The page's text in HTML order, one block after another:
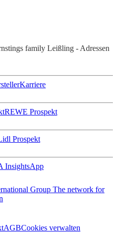
family Leißling - Adressen
Karriere
REWE Prospekt
Prospekt
InsightsApp
Group The network for
AGBCookies verwalten